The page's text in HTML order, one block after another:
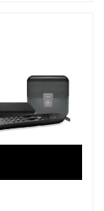
Engagement 12 mois